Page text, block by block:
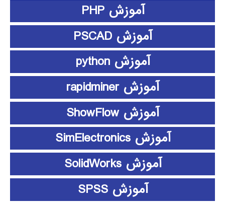
آموزش PHP
آموزش PSCAD
آموزش python
آموزش rapidminer
آموزش ShowFlow
آموزش SimElectronics
آموزش SolidWorks
آموزش SPSS